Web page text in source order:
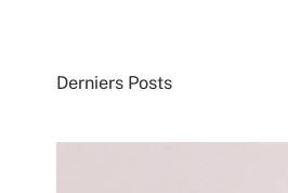
Derniers Posts